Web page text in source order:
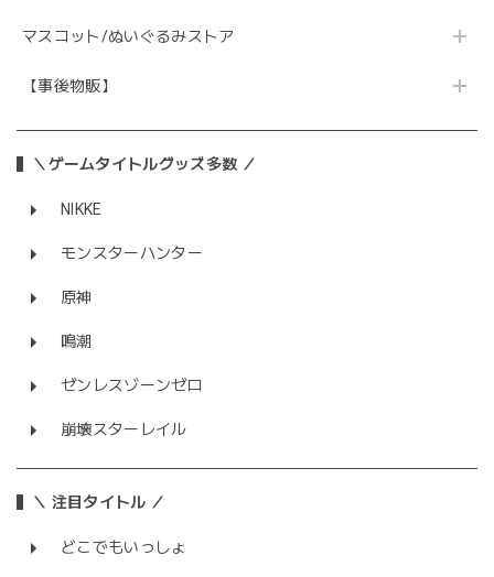
マスコット/ぬいぐるみストア
【事後物販】
＼ゲームタイトルグッズ多数 ／
NIKKE
モンスターハンター
原神
鳴潮
ゼンレスゾーンゼロ
崩壊スターレイル
＼ 注目タイトル ／
どこでもいっしょ